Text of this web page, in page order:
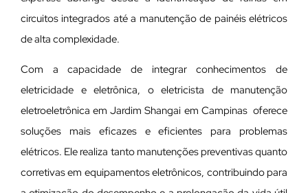
circuitos integrados até a manutenção de painéis elétricos
de alta complexidade.
Com a capacidade de integrar conhecimentos de
eletricidade e eletrônica, o eletricista de manutenção
eletroeletrônica em Jardim Shangai em Campinas oferece
soluções mais eficazes e eficientes para problemas
elétricos. Ele realiza tanto manutenções preventivas quanto
corretivas em equipamentos eletrônicos, contribuindo para